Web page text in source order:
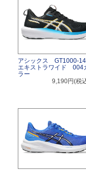
アシックス GT1000-
エキストラワイド 004
ラー
9,190円(税込